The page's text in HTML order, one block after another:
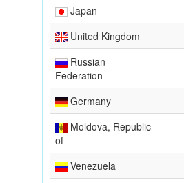
Japan
United Kingdom
Russian
Federation
Germany
Moldova, Republic
of
Venezuela